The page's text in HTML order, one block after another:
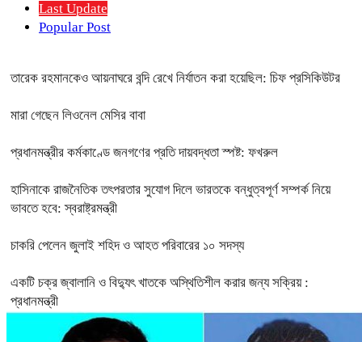
Last Update
Popular Post
তারেক রহমানকেও আয়নাঘরে বন্দি রেখে নির্যাতন করা হয়েছিল: চিফ প্রসিকিউটর
মারা গেছেন লিওনেল মেসির বাবা
প্রধানমন্ত্রীর কর্মকাণ্ডে জনগণের প্রতি দায়বদ্ধতা স্পষ্ট: ফখরুল
হাসিনাকে রাজনৈতিক তৎপরতার সুযোগ দিলে ভারতকে বন্ধুত্বপূর্ণ সম্পর্ক নিয়ে
ভাবতে হবে: স্বরাষ্ট্রমন্ত্রী
চাকরি পেলেন জুলাই শহিদ ও আহত পরিবারের ১০ সদস্য
একটি চক্র জ্বালানি ও বিদ্যুৎ খাতকে অস্থিতিশীল করার জন্য সক্রিয় :
প্রধানমন্ত্রী